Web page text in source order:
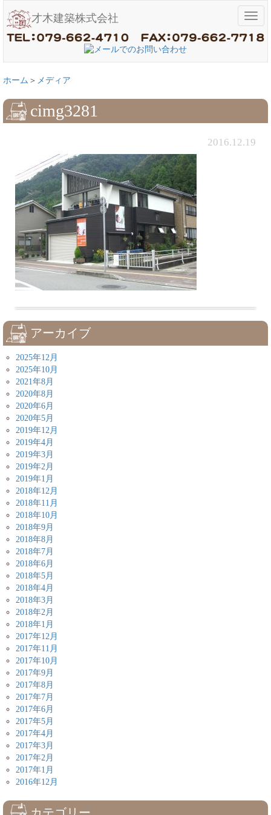
メ
ニ
ュ
才木建築株式会社
ホーム メディア
cimg3281
2016.12.19
アーカイブ
2025年12月
2025年10月
2021年8月
2020年8月
2020年6月
2020年5月
2019年12月
2019年4月
2019年3月
2019年2月
2019年1月
2018年12月
2018年11月
2018年10月
2018年9月
2018年8月
2018年7月
2018年6月
2018年5月
2018年4月
2018年3月
2018年2月
2018年1月
2017年12月
2017年11月
2017年10月
2017年9月
2017年8月
2017年7月
2017年6月
2017年5月
2017年4月
2017年3月
2017年2月
2017年1月
2016年12月